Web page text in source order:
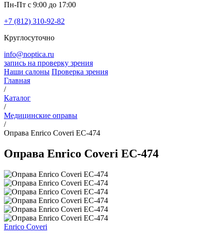
Пн-Пт с 9:00 до 17:00
+7 (812) 310-92-82
Круглосуточно
info@noptica.ru
запись на проверку зрения
Наши салоны Проверка зрения
Главная
/
Каталог
/
Медицинские оправы
/
Оправа Enrico Coveri EC-474
Оправа Enrico Coveri EC-474
Enrico Coveri